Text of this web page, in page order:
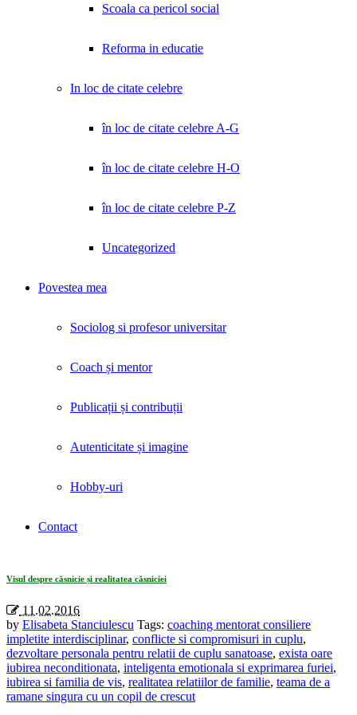
Scoala ca pericol social
Reforma in educatie
In loc de citate celebre
în loc de citate celebre A-G
în loc de citate celebre H-O
în loc de citate celebre P-Z
Uncategorized
Povestea mea
Sociolog si profesor universitar
Coach și mentor
Publicații și contribuții
Autenticitate și imagine
Hobby-uri
Contact
Visul despre căsnicie și realitatea căsniciei
11.02.2016
by Elisabeta Stanciulescu Tags: coaching mentorat consiliere
impletite interdisciplinar, conflicte si compromisuri in cuplu,
dezvoltare personala pentru relatii de cuplu sanatoase, exista oare
iubirea neconditionata, inteligenta emotionala si exprimarea furiei,
iubirea si familia de vis, realitatea relatiilor de familie, teama de a
ramane singura cu un copil de crescut